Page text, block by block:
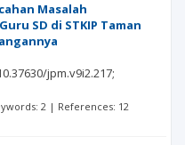
Masalah
SD di STKIP Taman
jpm.v9i2.217;
2 | References: 12